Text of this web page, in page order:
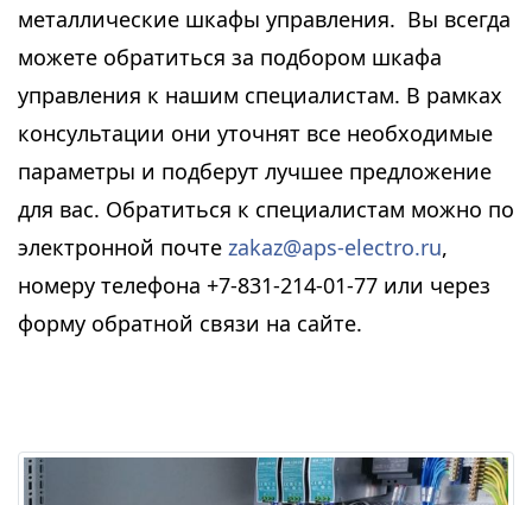
металлические шкафы управления. Вы всегда
можете обратиться за подбором шкафа
управления к нашим специалистам. В рамках
консультации они уточнят все необходимые
параметры и подберут лучшее предложение
для вас. Обратиться к специалистам можно по
электронной почте zakaz@aps-electro.ru,
номеру телефона +7-831-214-01-77 или через
форму обратной связи на сайте.